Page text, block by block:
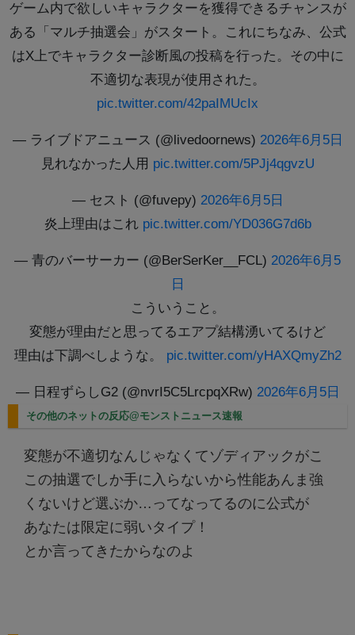
ゲーム内で欲しいキャラクターを獲得できるチャンスが
ある「マルチ抽選会」がスタート。これにちなみ、公式
はX上でキャラクター診断風の投稿を行った。その中に
不適切な表現が使用された。
pic.twitter.com/42paIMUcIx
— ライブドアニュース (@livedoornews) 2026年6月5日
見れなかった人用 pic.twitter.com/5PJj4qgvzU
— セスト (@fuvepy) 2026年6月5日
炎上理由はこれ pic.twitter.com/YD036G7d6b
— 青のバーサーカー (@BerSerKer__FCL) 2026年6月5
日
こういうこと。
変態が理由だと思ってるエアプ結構湧いてるけど
理由は下調べしような。 pic.twitter.com/yHAXQmyZh2
— 日程ずらしG2 (@nvrI5C5LrcpqXRw) 2026年6月5日
その他のネットの反応@モンストニュース速報
変態が不適切なんじゃなくてゾディアックがこ
この抽選でしか手に入らないから性能あんま強
くないけど選ぶか…ってなってるのに公式が
あなたは限定に弱いタイプ！
とか言ってきたからなのよ